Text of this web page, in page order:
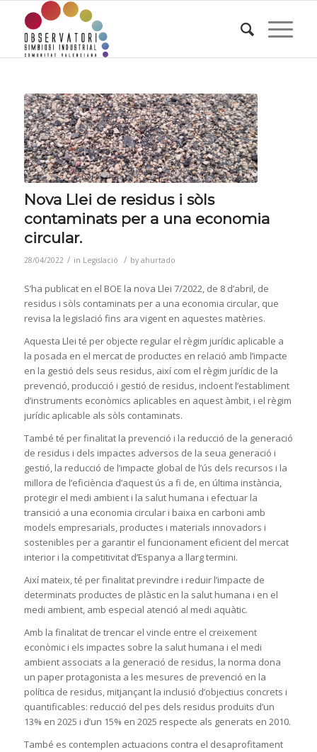
Nova Llei de residus i sòls
contaminats per a una economia
circular.
28/04/2022 / in Legislació / by ahurtado
S’ha publicat en el BOE la nova Llei 7/2022, de 8 d’abril, de
residus i sòls contaminats per a una economia circular, que
revisa la legislació fins ara vigent en aquestes matèries.
Aquesta Llei té per objecte regular el règim jurídic aplicable a
la posada en el mercat de productes en relació amb l’impacte
en la gestió dels seus residus, així com el règim jurídic de la
prevenció, producció i gestió de residus, incloent l’establiment
d’instruments econòmics aplicables en aquest àmbit, i el règim
jurídic aplicable als sòls contaminats.
També té per finalitat la prevenció i la reducció de la generació
de residus i dels impactes adversos de la seua generació i
gestió, la reducció de l’impacte global de l’ús dels recursos i la
millora de l’eficiència d’aquest ús a fi de, en última instància,
protegir el medi ambient i la salut humana i efectuar la
transició a una economia circular i baixa en carboni amb
models empresarials, productes i materials innovadors i
sostenibles per a garantir el funcionament eficient del mercat
interior i la competitivitat d’Espanya a llarg termini.
Així mateix, té per finalitat previndre i reduir l’impacte de
determinats productes de plàstic en la salut humana i en el
medi ambient, amb especial atenció al medi aquàtic.
Amb la finalitat de trencar el vincle entre el creixement
econòmic i els impactes sobre la salut humana i el medi
ambient associats a la generació de residus, la norma dona
un paper protagonista a les mesures de prevenció en la
política de residus, mitjançant la inclusió d’objectius concrets i
quantificables: reducció del pes dels residus produïts d’un
13% en 2025 i d’un 15% en 2025 respecte als generats en 2010.
També es contemplen actuacions contra el desaprofitament